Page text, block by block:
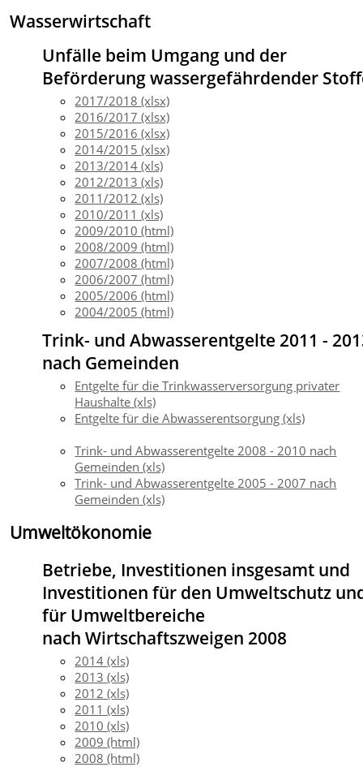
Wasserwirtschaft
Unfälle beim Umgang und der
Beförderung wassergefährdender
2017/2018 (xlsx)
2016/2017 (xlsx)
2015/2016 (xlsx)
2014/2015 (xlsx)
2013/2014 (xls)
2012/2013 (xls)
2011/2012 (xls)
2010/2011 (xls)
2009/2010 (html)
2008/2009 (html)
2007/2008 (html)
2006/2007 (html)
2005/2006 (html)
2004/2005 (html)
Trink- und Abwasserentgelte 2011 -
nach Gemeinden
Entgelte für die Trinkwasserversorgung privater
Haushalte (xls)
Entgelte für die Abwasserentsorgung (xls)
Trink- und Abwasserentgelte 2008 - 2010 nach
Gemeinden (xls)
Trink- und Abwasserentgelte 2005 - 2007 nach
Gemeinden (xls)
Umweltökonomie
Betriebe, Investitionen insgesamt und
Investitionen für den Umweltschutz
für Umweltbereiche
nach Wirtschaftszweigen 2008
2014 (xls)
2013 (xls)
2012 (xls)
2011 (xls)
2010 (xls)
2009 (html)
2008 (html)